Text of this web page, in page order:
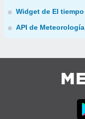
Widget de El tiempo
API de Meteorología